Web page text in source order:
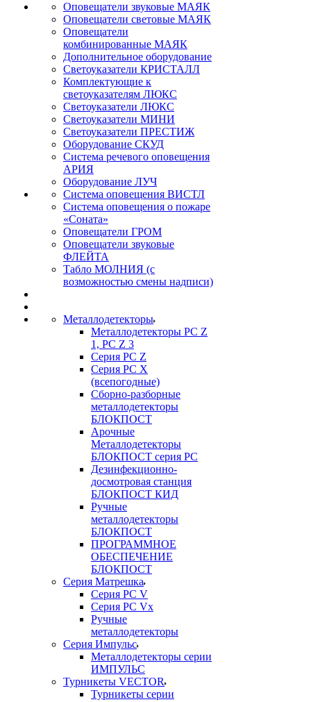
Оповещатели звуковые МАЯК
Оповещатели световые МАЯК
Оповещатели
комбинированные МАЯК
Дополнительное оборудование
Светоуказатели КРИСТАЛЛ
Комплектующие к
светоуказателям ЛЮКС
Светоуказатели ЛЮКС
Светоуказатели МИНИ
Светоуказатели ПРЕСТИЖ
Оборудование СКУД
Система речевого оповещения
АРИЯ
Оборудование ЛУЧ
Система оповещения ВИСТЛ
Система оповещения о пожаре
«Соната»
Оповещатели ГРОМ
Оповещатели звуковые
ФЛЕЙТА
Табло МОЛНИЯ (с
возможностью смены надписи)
Металлодетекторы
Металлодетекторы РС Z
1, PC Z 3
Серия РС Z
Серия РС X
(всепогодные)
Сборно-разборные
металлодетекторы
БЛОКПОСТ
Арочные
Металлодетекторы
БЛОКПОСТ серия РС
Дезинфекционно-
досмотровая станция
БЛОКПОСТ КИД
Ручные
металлодетекторы
БЛОКПОСТ
ПРОГРАММНОЕ
ОБЕСПЕЧЕНИЕ
БЛОКПОСТ
Серия Матрешка
Серия PC V
Серия PC Vx
Ручные
металлодетекторы
Серия Импульс
Металлодетекторы серии
ИМПУЛЬС
Турникеты VECTOR
Турникеты серии